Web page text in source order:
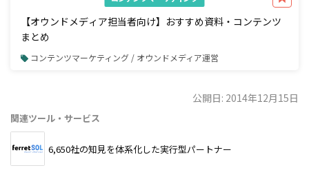
【オウンドメディア担当者向け】おすすめ資料・コンテンツ
まとめ
コンテンツマーケティング / オウンドメディア運営
公開日: 2014年12月15日
関連ツール・サービス
6,650社の知見を体系化した実行型パートナー